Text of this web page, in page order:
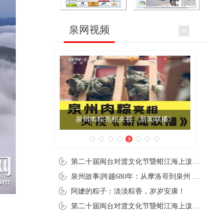
泉网视频
泉州肉粽亮相央视《新闻联播》
阿嬷的粽子：淡淡粽香，岁岁安康！